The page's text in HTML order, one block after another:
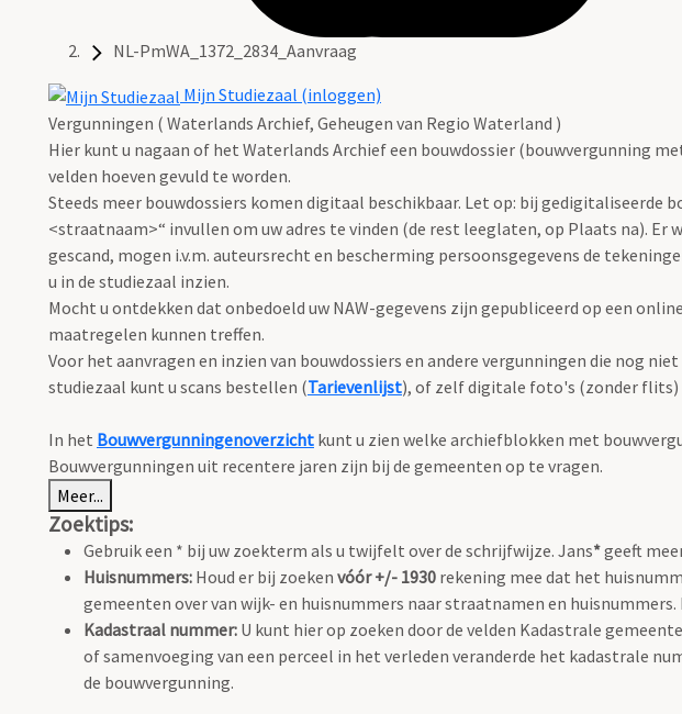
NL-PmWA_1372_2834_Aanvraag
Mijn Studiezaal (inloggen)
Vergunningen ( Waterlands Archief, Geheugen van Regio Waterland )
Hier kunt u nagaan of het Waterlands Archief een bouwdossier (bouwvergunning
velden hoeven gevuld te worden.
Steeds meer bouwdossiers komen digitaal beschikbaar. Let op: bij gedigitaliseerde
<straatnaam>“ invullen om uw adres te vinden (de rest leeglaten, op Plaats na). Er
gescand, mogen i.v.m. auteursrecht en bescherming persoonsgegevens de
u in de studiezaal inzien.
Mocht u ontdekken dat onbedoeld uw NAW-gegevens zijn gepubliceerd op een
maatregelen kunnen treffen.
Voor het aanvragen en inzien van bouwdossiers en andere vergunningen die nog
studiezaal kunt u scans bestellen (Tarievenlijst), of zelf digitale foto's (zonder flits)
In het Bouwvergunningenoverzicht kunt u zien welke archiefblokken met
Bouwvergunningen uit recentere jaren zijn bij de gemeenten op te vragen.
Meer...
Zoektips:
Gebruik een * bij uw zoekterm als u twijfelt over de schrijfwijze. Jans*geeft
Huisnummers: Houd er bij zoeken vóór +/- 1930 rekening mee dat het
gemeenten over van wijk- en huisnummers naar straatnamen en
Kadastraal nummer: U kunt hier op zoeken door de velden Kadastrale
of samenvoeging van een perceel in het verleden veranderde het kadastrale
de bouwvergunning.